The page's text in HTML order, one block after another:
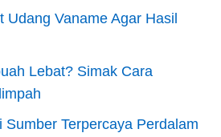
Udang Vaname Agar Hasil
Lebat? Simak Cara
Sumber Terpercaya Perdalam